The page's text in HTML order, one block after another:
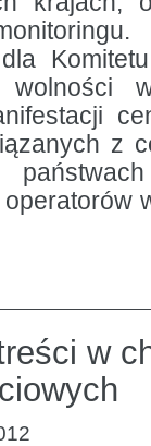
z
w